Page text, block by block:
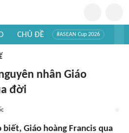
CHỦ ĐỀ #ASEAN Cup 2026
nhân Giáo
đời
biết, Giáo hoàng Francis qua